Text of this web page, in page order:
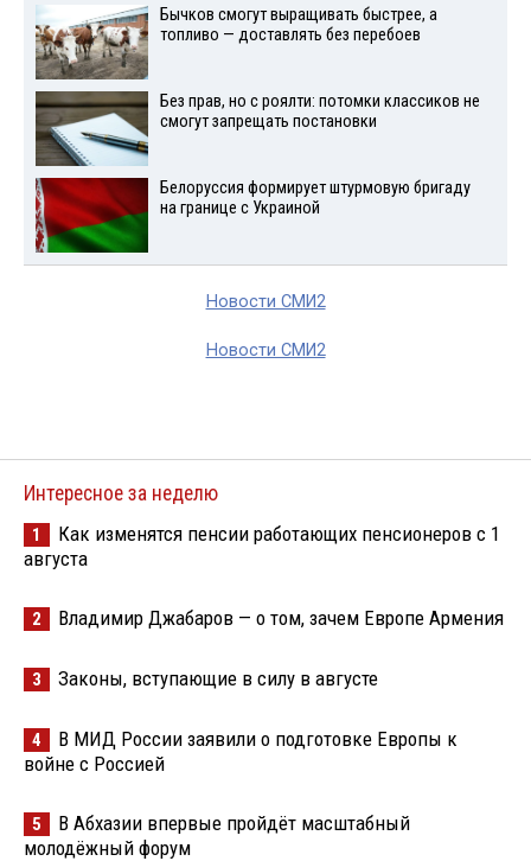
Бычков смогут выращивать быстрее, а
топливо — доставлять без перебоев
Без прав, но с роялти: потомки классиков не
смогут запрещать постановки
Белоруссия формирует штурмовую бригаду
на границе с Украиной
Новости СМИ2
Новости СМИ2
Интересное за неделю
1
Как изменятся пенсии работающих пенсионеров с 1
августа
2 Владимир Джабаров — о том, зачем Европе Армения
3 Законы, вступающие в силу в августе
4
В МИД России заявили о подготовке Европы к
войне с Россией
5
В Абхазии впервые пройдёт масштабный
молодёжный форум